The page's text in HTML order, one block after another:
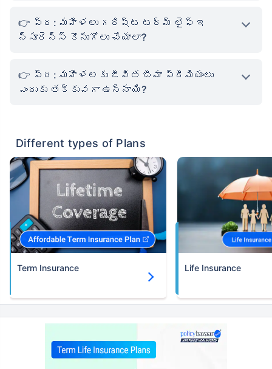
ప్ర: మహిళలు గరిష్ట టర్మ్ లైఫ్ ఇ
న్సూరెన్స్ కొనుగోలు చేయాలా?
ప్ర: మహిళలకు జీవిత బీమా ప్రీమియంలు
ఎందుకు తక్కువగా ఉన్నాయి?
Different types of Plans
Term Insurance Life Insurance